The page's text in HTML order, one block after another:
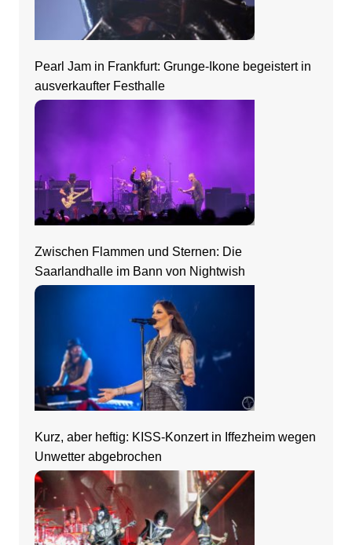
Pearl Jam in Frankfurt: Grunge-Ikone begeistert in
ausverkaufter Festhalle
Zwischen Flammen und Sternen: Die
Saarlandhalle im Bann von Nightwish
Kurz, aber heftig: KISS-Konzert in Iffezheim wegen
Unwetter abgebrochen